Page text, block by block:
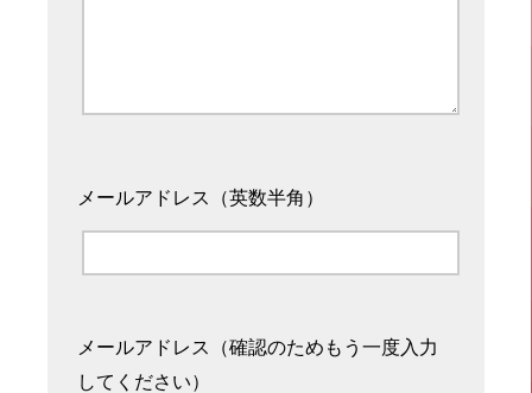
メールアドレス（英数半角）
メールアドレス（確認のためもう一度入力
してください）